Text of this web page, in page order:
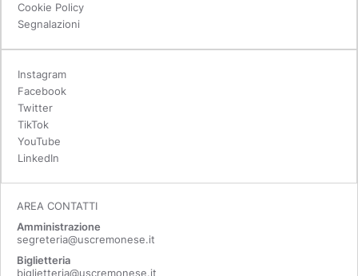
Cookie Policy
Segnalazioni
Instagram
Facebook
Twitter
TikTok
YouTube
LinkedIn
AREA CONTATTI
Amministrazione
segreteria@uscremonese.it
Biglietteria
biglietteria@uscremonese.it